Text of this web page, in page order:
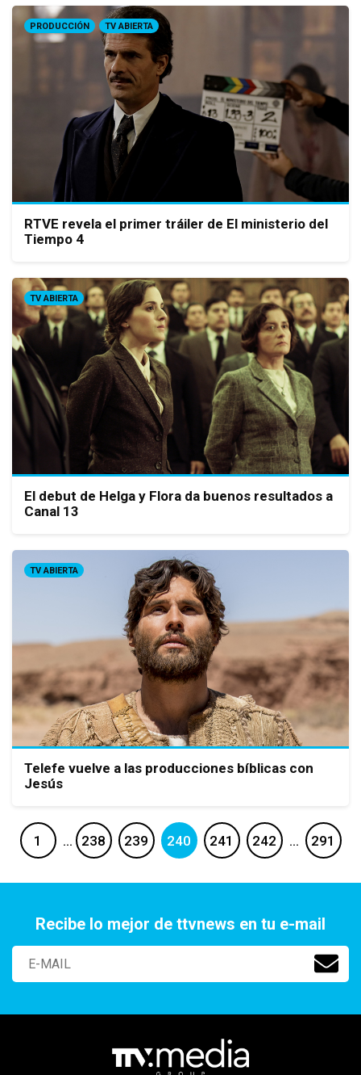
PRODUCCIÓN TV ABIERTA
RTVE revela el primer tráiler de El ministerio del
Tiempo 4
TV ABIERTA
El debut de Helga y Flora da buenos resultados a
Canal 13
TV ABIERTA
Telefe vuelve a las producciones bíblicas con
Jesús
1 … 238 239 240 241 242 … 291
Recibe lo mejor de ttvnews en tu e-mail